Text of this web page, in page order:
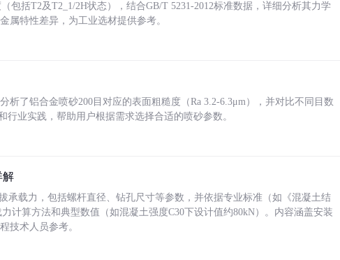
包括T2及T2_1/2H状态），结合GB/T 5231-2012标准数据，详细分析其力学
属特性差异，为工业选材提供参考。
析了铝合金喷砂200目对应的表面粗糙度（Ra 3.2-6.3μm），并对比不同目数
行业实践，帮助用户根据需求选择合适的喷砂参数。
解
承载力，包括螺杆直径、钻孔尺寸等参数，并依据专业标准（如《混凝土结
计算方法和典型数值（如混凝土强度C30下设计值约80kN）。内容涵盖安装
技术人员参考。